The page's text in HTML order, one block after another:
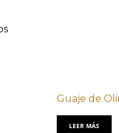
Guaje de
LEER MÁS